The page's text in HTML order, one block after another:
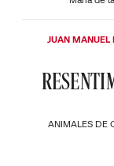
ANIMALES DE
JUAN MANUEL